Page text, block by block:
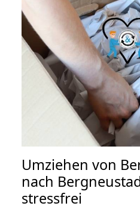
Umziehen von
nach
stressfrei